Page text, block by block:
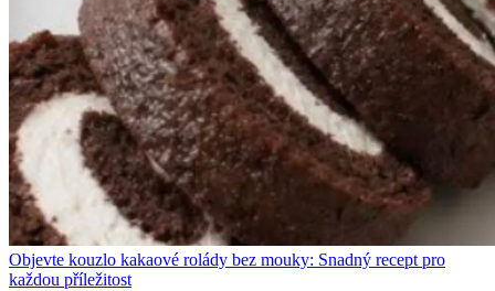
Objevte kouzlo kakaové rolády bez mouky: Snadný recept pro
každou příležitost